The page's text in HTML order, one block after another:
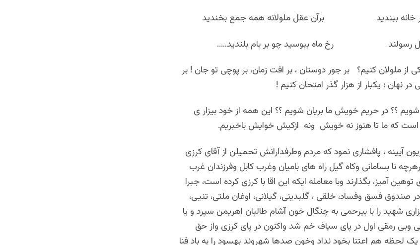
در خانه ببندید برآن عقل ملولانه همه جمع بخندید
ازآل رسولند رخ ماه ببوسید چو بر بام بلندید…..
از ملولان کنیم؟ بر جور دوستان ، بر افت زمان، بر پوچی تو جان ! بر
نهان ؛ یکبار از هزار گذر امتحان کنیم !
شویم ؟؟ در حریم خویش ما بریان شویم ؟؟ این همه از خود بیزار ی
است که ما تا هنوز نه خویش ونه ازکیش خوایش باخبریم.
آیینه ، پافشاری نمود که مردم وطرفدارانش تحمیلن از آقای کرزی
نا بسامانی وکاه گیل راه های بامیان وغرب کابل وفرزندان غرب
آمیز، بگذارند وبا معامله ایکه این اقا با کرزی کرده است، جبرا
صندوق فسق وفساد، خلقی ، گلبدینی، گیلانی، اوغان ملتی، تنیی،
شهید را با بیرحمی به چنگال خون آشام طالبان اهریمن سپرد و یا
رمقی اول در پای سیاف خم شد واکنون در پای کرزی واز حق
لحظه هم اعتنا بخود نداد وخون صدها شهروند بهسود را به باد فنا